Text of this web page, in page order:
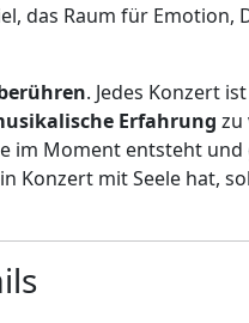
das Raum für
. Jedes Konzert
Erfahrung zu
im Moment entsteht
Konzert mit Seele hat,